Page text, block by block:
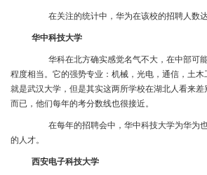
在关注的统计中，华为在该校的招聘人数达
华中科技大学
华科在北方确实感觉名气不大，在中部可
程度相当。它的强势专业：机械，光电，通信，土
就是武汉大学，但是其实这两所学校在湖北人看来
而已，他们每年的考分数线也很接近。
在每年的招聘会中，华中科技大学为华为
的人才。
西安电子科技大学